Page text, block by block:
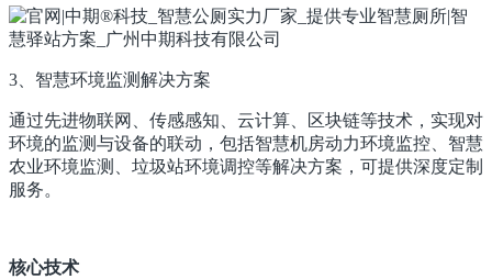
3、智慧环境监测解决方案
通过先进物联网、传感感知、云计算、区块链等技术，实现对
环境的监测与设备的联动，包括智慧机房动力环境监控、智慧
农业环境监测、垃圾站环境调控等解决方案，可提供深度定制
服务。
核心技术